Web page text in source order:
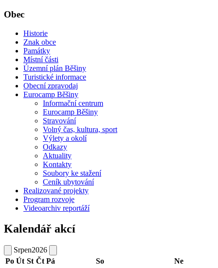
Obec
Historie
Znak obce
Památky
Místní části
Územní plán Běšiny
Turistické informace
Obecní zpravodaj
Eurocamp Běšiny
Informační centrum
Eurocamp Běšiny
Stravování
Volný čas, kultura, sport
Výlety a okolí
Odkazy
Aktuality
Kontakty
Soubory ke stažení
Ceník ubytování
Realizované projekty
Program rozvoje
Videoarchiv reportáží
Kalendář akcí
Srpen2026
Po Út St Čt Pá So
Ne